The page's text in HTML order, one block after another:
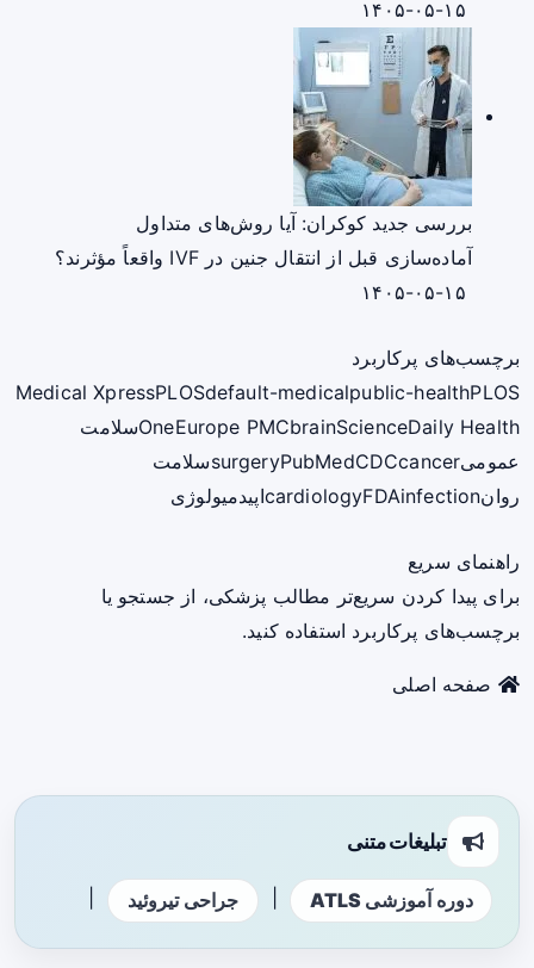
بررسی جدید کوکران: آیا روش‌های متداول
آماده‌سازی قبل از انتقال جنین در IVF واقعاً مؤثرند؟
برچسب‌های پرکاربرد
Medical XpressPLOSdefault-medicalpublic-healthPLOS
OneEurope PMCbrainScienceDaily Health
سلامت
عمومی
surgeryPubMedCDCcancer
سلامت
روان
cardiologyFDAinfection اپیدمیولوژی
راهنمای سریع
برای پیدا کردن سریع‌تر مطالب پزشکی، از جستجو یا
برچسب‌های پرکاربرد استفاده کنید.
صفحه اصلی
تبلیغات متنی
دوره آموزشی ATLS جراحی تیروئید